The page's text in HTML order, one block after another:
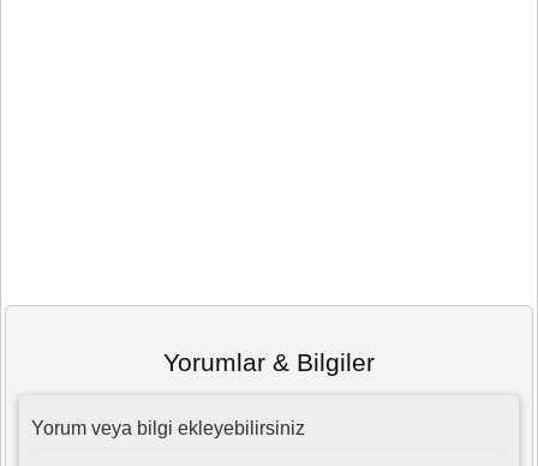
Yorumlar & Bilgiler
Yorum veya bilgi ekleyebilirsiniz